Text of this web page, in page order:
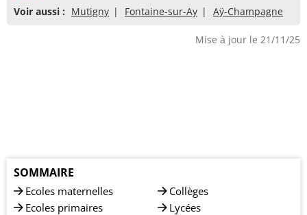
Voir aussi : Mutigny Fontaine-sur-Ay Aÿ-Champagne
Mise à jour le 21/11/25
SOMMAIRE
Ecoles maternelles
Ecoles primaires
Collèges
Lycées